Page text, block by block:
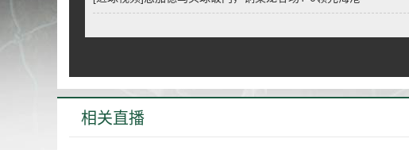
相关直播